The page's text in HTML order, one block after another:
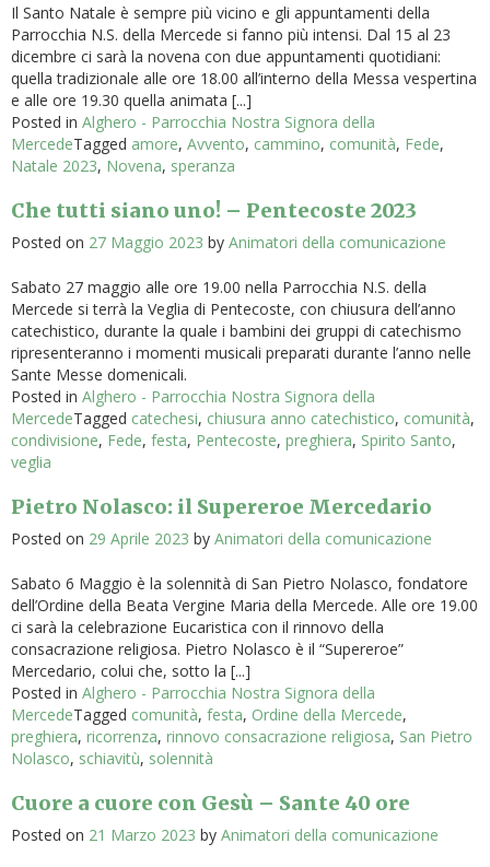
Il Santo Natale è sempre più vicino e gli appuntamenti della
Parrocchia N.S. della Mercede si fanno più intensi. Dal 15 al 23
dicembre ci sarà la novena con due appuntamenti quotidiani:
quella tradizionale alle ore 18.00 all’interno della Messa vespertina
e alle ore 19.30 quella animata [...]
Posted in Alghero - Parrocchia Nostra Signora della
MercedeTagged amore, Avvento, cammino, comunità, Fede,
Natale 2023, Novena, speranza
Che tutti siano uno! – Pentecoste 2023
Posted on 27 Maggio 2023 by Animatori della comunicazione
Sabato 27 maggio alle ore 19.00 nella Parrocchia N.S. della
Mercede si terrà la Veglia di Pentecoste, con chiusura dell’anno
catechistico, durante la quale i bambini dei gruppi di catechismo
ripresenteranno i momenti musicali preparati durante l’anno nelle
Sante Messe domenicali.
Posted in Alghero - Parrocchia Nostra Signora della
MercedeTagged catechesi, chiusura anno catechistico, comunità,
condivisione, Fede, festa, Pentecoste, preghiera, Spirito Santo,
veglia
Pietro Nolasco: il Supereroe Mercedario
Posted on 29 Aprile 2023 by Animatori della comunicazione
Sabato 6 Maggio è la solennità di San Pietro Nolasco, fondatore
dell’Ordine della Beata Vergine Maria della Mercede. Alle ore 19.00
ci sarà la celebrazione Eucaristica con il rinnovo della
consacrazione religiosa. Pietro Nolasco è il “Supereroe”
Mercedario, colui che, sotto la [...]
Posted in Alghero - Parrocchia Nostra Signora della
MercedeTagged comunità, festa, Ordine della Mercede,
preghiera, ricorrenza, rinnovo consacrazione religiosa, San Pietro
Nolasco, schiavitù, solennità
Cuore a cuore con Gesù – Sante 40 ore
Posted on 21 Marzo 2023 by Animatori della comunicazione